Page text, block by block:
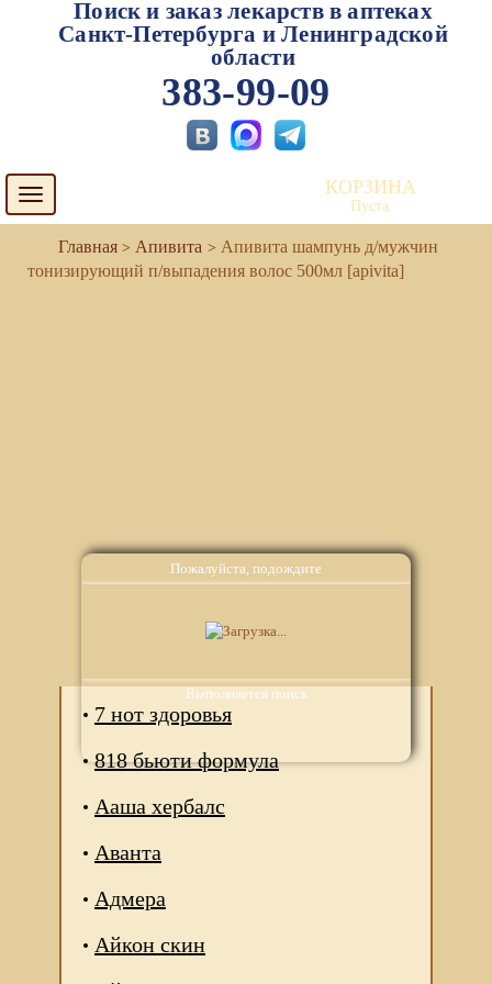
Пожалуйста, подождите
Выполняется поиск
Поиск и заказ лекарств в аптеках
Санкт-Петербурга и Ленинградской
области
383-99-09
Toggle
navigation
КОРЗИНА
Пуста
Апивита
Апивита шампунь д/мужчин
тонизирующий п/выпадения волос 500мл [apivita]
7 нот здоровья
818 бьюти формула
Ааша хербалс
Аванта
Адмера
Айкон скин